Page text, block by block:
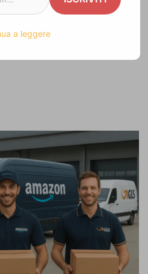
che
Pacchi in
a leggere